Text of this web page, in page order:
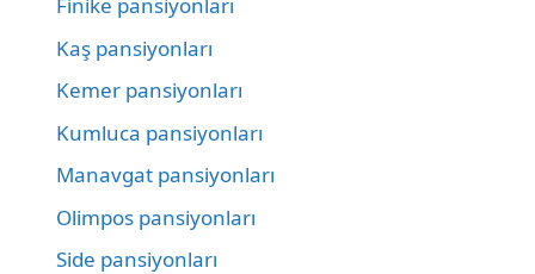
Kaş pansiyonları
Kemer pansiyonları
Kumluca pansiyonları
Manavgat pansiyonları
Olimpos pansiyonları
Side pansiyonları